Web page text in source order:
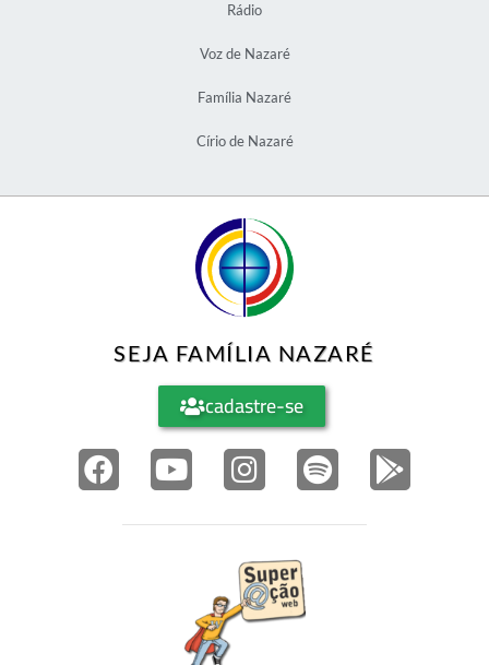
Rádio
Voz de Nazaré
Família Nazaré
Círio de Nazaré
SEJA FAMÍLIA NAZARÉ
cadastre-se